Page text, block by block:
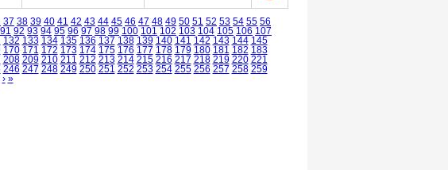
37 38 39 40 41 42 43 44 45 46 47 48 49 50 51 52 53 54 55 56
91 92 93 94 95 96 97 98 99 100 101 102 103 104 105 106 107
132 133 134 135 136 137 138 139 140 141 142 143 144 145
170 171 172 173 174 175 176 177 178 179 180 181 182 183
208 209 210 211 212 213 214 215 216 217 218 219 220 221
246 247 248 249 250 251 252 253 254 255 256 257 258 259
› »